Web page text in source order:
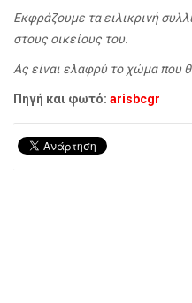
Εκφράζουμε τα ειλικρινή
στους οικείους του.
Ας είναι ελαφρύ το χώμα που
Πηγή και φωτό: arisbcgr